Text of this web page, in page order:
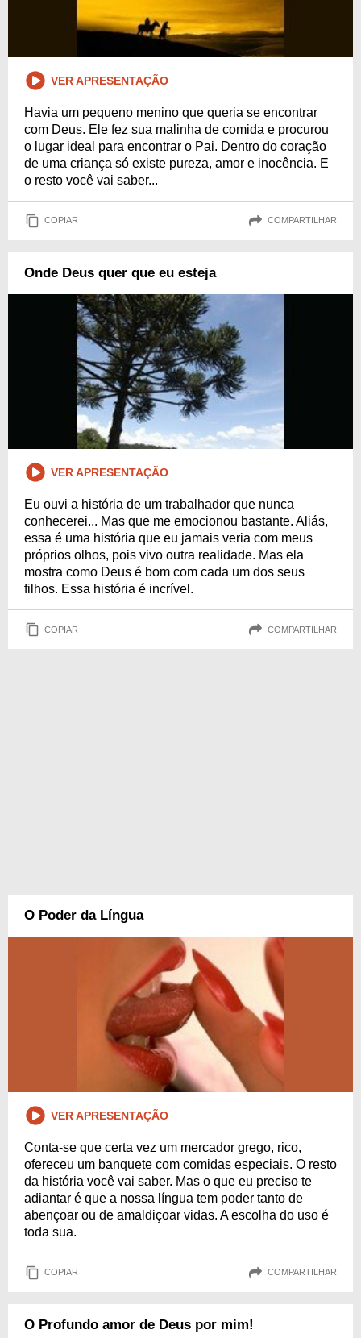
VER APRESENTAÇÃO
Havia um pequeno menino que queria se encontrar
com Deus. Ele fez sua malinha de comida e procurou
o lugar ideal para encontrar o Pai. Dentro do coração
de uma criança só existe pureza, amor e inocência. E
o resto você vai saber...
COPIAR COMPARTILHAR
Onde Deus quer que eu esteja
VER APRESENTAÇÃO
Eu ouvi a história de um trabalhador que nunca
conhecerei... Mas que me emocionou bastante. Aliás,
essa é uma história que eu jamais veria com meus
próprios olhos, pois vivo outra realidade. Mas ela
mostra como Deus é bom com cada um dos seus
filhos. Essa história é incrível.
COPIAR COMPARTILHAR
O Poder da Língua
VER APRESENTAÇÃO
Conta-se que certa vez um mercador grego, rico,
ofereceu um banquete com comidas especiais. O resto
da história você vai saber. Mas o que eu preciso te
adiantar é que a nossa língua tem poder tanto de
abençoar ou de amaldiçoar vidas. A escolha do uso é
toda sua.
COPIAR COMPARTILHAR
O Profundo amor de Deus por mim!